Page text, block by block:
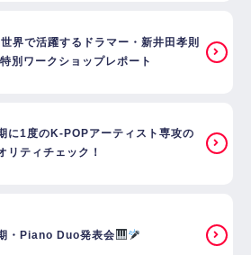
世界で活躍するドラマー・新井田孝則
別ワークショップレポート
に1度のK-POPアーティスト専攻の
リティチェック！
・Piano Duo発表会